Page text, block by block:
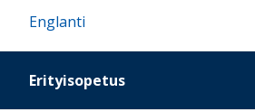
Englanti
Erityisopetus